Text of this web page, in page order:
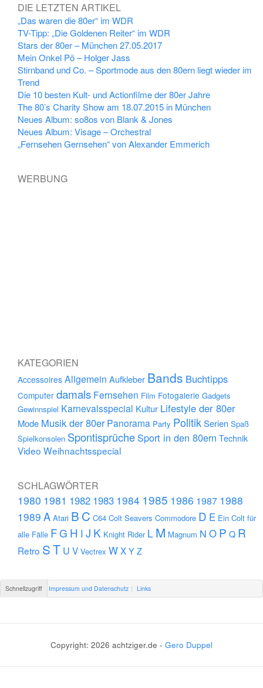
DIE LETZTEN ARTIKEL
„Das waren die 80er“ im WDR
TV-Tipp: „Die Goldenen Reiter“ im WDR
Stars der 80er – München 27.05.2017
Mein Onkel Pö – Holger Jass
Stirnband und Co. – Sportmode aus den 80ern liegt wieder im
Trend
Die 10 besten Kult- und Actionfilme der 80er Jahre
The 80’s Charity Show am 18.07.2015 in München
Neues Album: so8os von Blank & Jones
Neues Album: Visage – Orchestral
„Fernsehen Gernsehen“ von Alexander Emmerich
WERBUNG
KATEGORIEN
Accessoires Allgemein Aufkleber Bands Buchtipps
Computer damals Fernsehen Film Fotogalerie Gadgets
Gewinnspiel Karnevalsspecial Kultur Lifestyle der 80er
Mode Musik der 80er Panorama Party PolitikSerien Spaß
Spielkonsolen Spontisprüche Sport in den 80ern Technik
Video Weihnachtsspecial
SCHLAGWÖRTER
1980 1981 1982 1983 1984 1985 1986 1987 1988
1989 A Atari B C C64 Colt Seavers Commodore D E Ein Colt für
alle Fälle FG H I J K Knight Rider L M Magnum N O P Q R
Retro ST U V Vectrex WXYZ
Schnellzugriff Impressum und Datenschutz Links
Copyright: 2026 achtziger.de - Gero Duppel